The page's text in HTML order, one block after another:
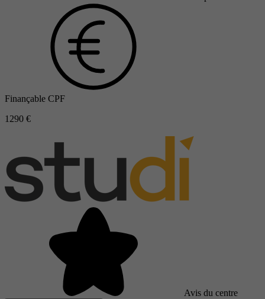
Finançable CPF
1290 €
Avis du centre